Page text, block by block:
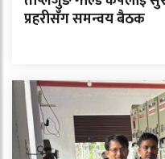
प्रहरीसँग समन्वय बैठक